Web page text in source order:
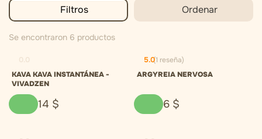
Filtros Ordenar
Se encontraron 6 productos
KAVA KAVA INSTANTÁNEA -
VIVADZEN
14 $
5.0(1 reseña)
ARGYREIA NERVOSA
6 $